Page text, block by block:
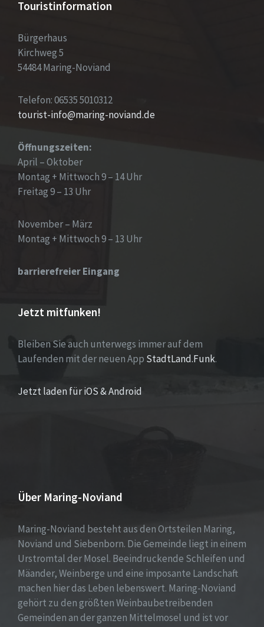
Touristinformation
Bürgerhaus
Kirchweg 5
54484 Maring-Noviand
Telefon: 06535 5010312
tourist-info@maring-noviand.de
Öffnungszeiten:
April – Oktober
Montag + Mittwoch 9 – 14 Uhr
Freitag 9 – 13 Uhr
November – März
Montag + Mittwoch 9 – 13 Uhr
barrierefreier Eingang
Jetzt mitfunken!
Bleiben Sie auch unterwegs immer auf dem
Laufenden mit der neuen App StadtLand.Funk.
Jetzt laden für iOS & Android
Über Maring-Noviand
Maring-Noviand besteht aus den Ortsteilen Maring,
Noviand und Siebenborn. Die Gemeinde liegt in einem
Urstromtal der Mosel. Beeindruckende Schleifen und
Mäander, Weinberge und eine imposante Landschaft
machen hier das Leben lebenswert. Maring-Noviand
gehört zu den größten Weinbaubetreibenden
Gemeinden an der ganzen Mittelmosel und ist vor